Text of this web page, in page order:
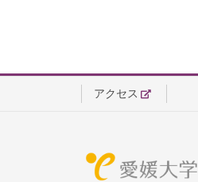
アクセス